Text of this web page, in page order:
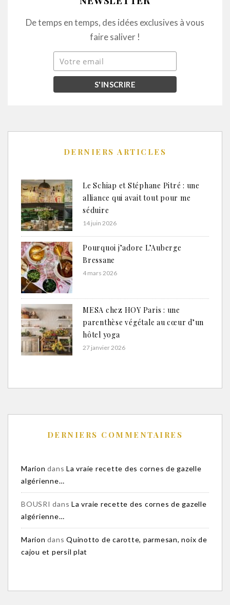
De temps en temps, des idées exclusives à vous
faire saliver !
DERNIERS ARTICLES
Le Schiap et Stéphane Pitré : une
alliance qui avait tout pour me
séduire
14 juin 2026
Pourquoi j’adore L’Auberge
Bressane
4 mars 2026
MESA chez HOY Paris : une
parenthèse végétale au cœur d’un
hôtel yoga
27 janvier 2026
DERNIERS COMMENTAIRES
Marion dans La vraie recette des cornes de gazelle
algérienne…
BOUSRI dans La vraie recette des cornes de gazelle
algérienne…
Marion dans Quinotto de carotte, parmesan, noix de
cajou et persil plat